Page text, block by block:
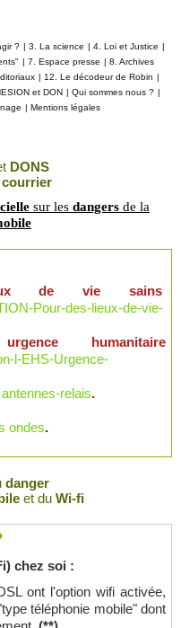
DONS
courrier
sur les dangers de la
de vie sains
Pour-des-lieux-de-vie-
humanitaire
l-EHS-Urgence-
relais.
ondes.
danger
et du Wi-fi
chez soi :
ont l'option wifi activée,
téléphonie mobile" dont
? | 3. La science | 4. Loi et Justice |
| 7. Espace presse | 8. Archives
| 12. Le décodeur de Robin |
et DON | Qui sommes nous ? |
| Mentions légales